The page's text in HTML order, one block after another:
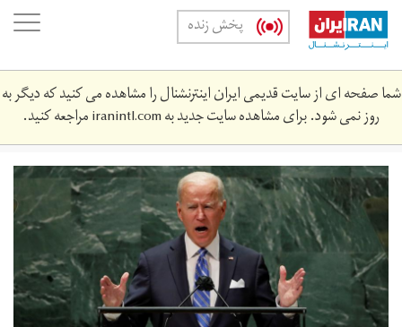
Skip
main
content
پخش زنده
شما صفحه ای از سایت قدیمی ایران اینترنشنال را مشاهده می کنید که دیگر به
روز نمی شود. برای مشاهده سایت جدید بهiranintl.comمراجعه کنید.
2021-
09-
assembly-
biden.jpg